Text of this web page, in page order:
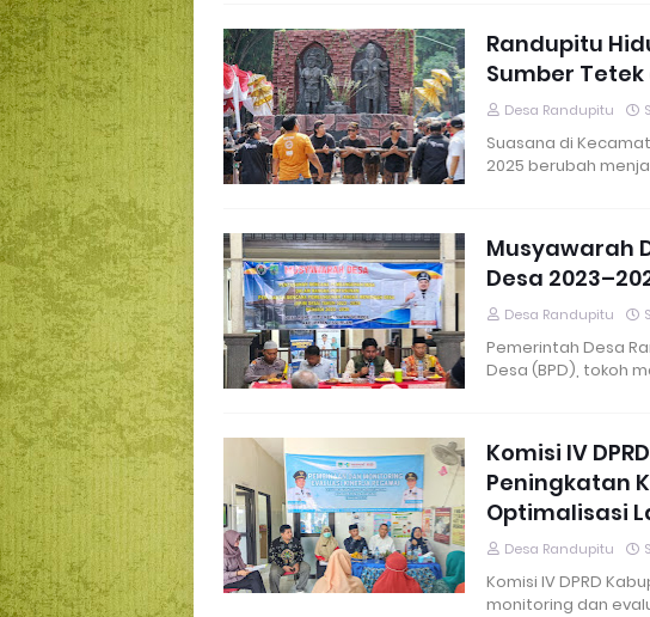
Randupitu
Sumber
Desa Randupitu
Suasana di
2025 berubah
Musyawarah
Desa
Desa Randupitu
Pemerintah Desa
Desa (BPD), tokoh
Komisi IV
Peningkatan
Optimalisasi
Desa Randupitu
Komisi IV DPRD
monitoring dan